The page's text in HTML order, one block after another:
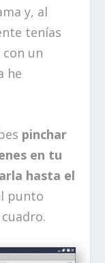
y, al
tenías
un
he
pinchar
en tu
hasta el
punto